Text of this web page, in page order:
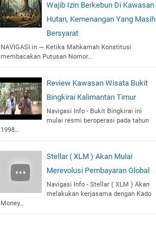
Wajib Izin Berkebun Di Kawasan
Hutan, Kemenangan Yang Masih
Bersyarat
NAVIGASI.in — Ketika Mahkamah Konstitusi
membacakan Putusan Nomor…
Review Kawasan Wisata Bukit
Bingkirai Kalimantan Timur
Navigasi Info - Bukit Bingkirai ini
mulai resmi beroperasi pada tahun
1998…
Stellar ( XLM ) Akan Mulai
Merevolusi Pembayaran Global
Navigasi Info - Stellar ( XLM ) Akan
melakukan kerjasama dengan Kado
Money…